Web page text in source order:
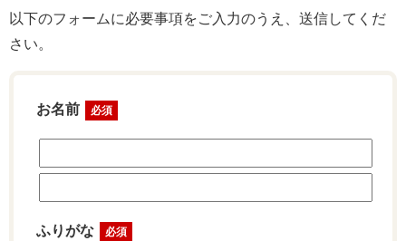
以下のフォームに必要事項をご入力のうえ、送信してくだ
さい。
お名前 必須
ふりがな 必須